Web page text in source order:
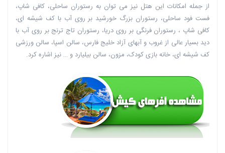
از جمله امکانات این هتل نیز می توان به رستوران ‏ساحلی، کافی شاپ،
فست فود ساحلی، رستوران بزرگ خورشید بر روی آب با کف شیشه ای،
کافی شاپ ، رستوران فرنگی بر روی دریا، ‏رستوران تاج ترنج بر روی آب با
دید بسیار عالی از غروب و آبهای آزاد خلیج فارس، سالن اسپا، سالن ورزشی
‏کف شیشه ای، خانه بازی کودک، مزون، سالن بیلیارد و … نیز اشاره کرد.